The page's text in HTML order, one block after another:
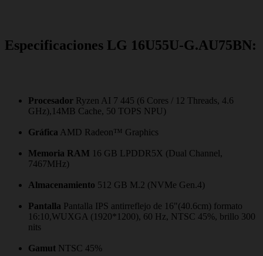
Especificaciones LG 16U55U-G.AU75BN:
Procesador Ryzen AI 7 445 (6 Cores / 12 Threads, 4.6
GHz),14MB Cache, 50 TOPS NPU)
Gráfica AMD Radeon™ Graphics
Memoria RAM 16 GB LPDDR5X (Dual Channel,
7467MHz)
Almacenamiento 512 GB M.2 (NVMe Gen.4)
Pantalla Pantalla IPS antirreflejo de 16"(40.6cm) formato
16:10,WUXGA (1920*1200), 60 Hz, NTSC 45%, brillo 300
nits
Gamut NTSC 45%